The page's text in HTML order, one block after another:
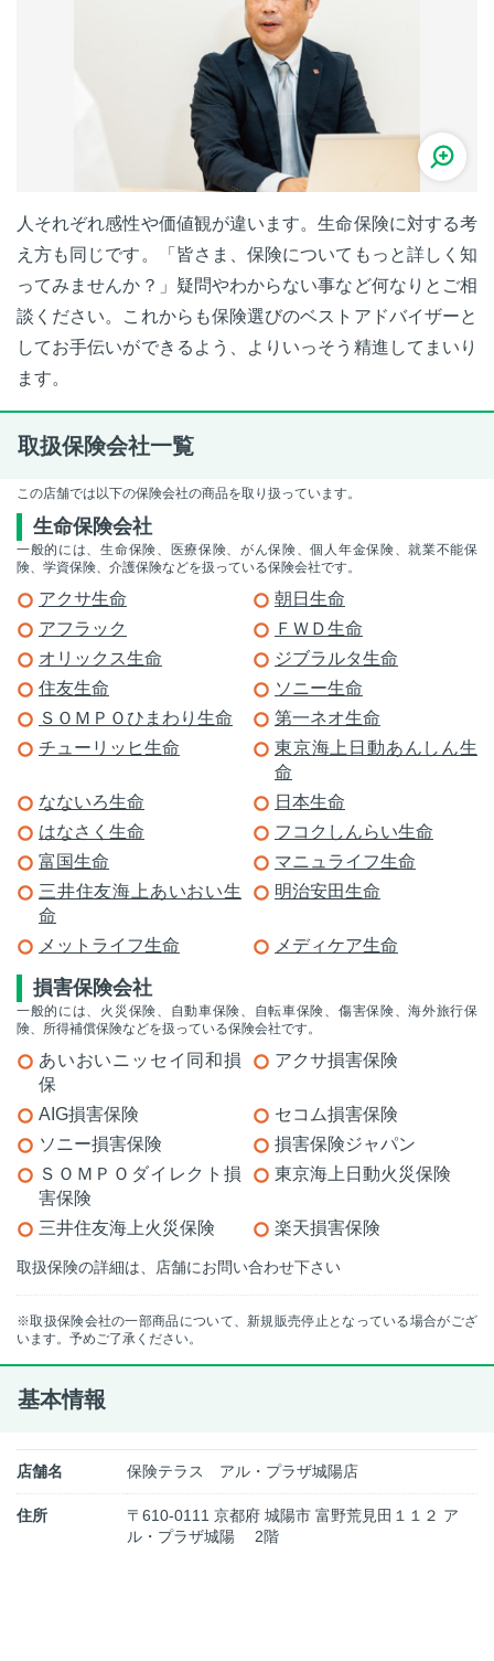
人それぞれ感性や価値観が違います。生命保険に対する考
え方も同じです。「皆さま、保険についてもっと詳しく知
ってみませんか？」疑問やわからない事など何なりとご相
談ください。これからも保険選びのベストアドバイザーと
してお手伝いができるよう、よりいっそう精進してまいり
ます。
取扱保険会社一覧
この店舗では以下の保険会社の商品を取り扱っています。
生命保険会社
一般的には、生命保険、医療保険、がん保険、個人年金保険、就業不能保
険、学資保険、介護保険などを扱っている保険会社です。
アクサ生命
朝日生命
アフラック
ＦＷＤ生命
オリックス生命
ジブラルタ生命
住友生命
ソニー生命
ＳＯＭＰＯひまわり生命
第一ネオ生命
チューリッヒ生命
東京海上日動あんしん生
命
なないろ生命
日本生命
はなさく生命
フコクしんらい生命
富国生命
マニュライフ生命
三井住友海上あいおい生
命
明治安田生命
メットライフ生命 メディケア生命
損害保険会社
一般的には、火災保険、自動車保険、自転車保険、傷害保険、海外旅行保
険、所得補償保険などを扱っている保険会社です。
あいおいニッセイ同和損
保
アクサ損害保険
AIG損害保険
セコム損害保険
ソニー損害保険
損害保険ジャパン
ＳＯＭＰＯダイレクト損
害保険
東京海上日動火災保険
三井住友海上火災保険 楽天損害保険
取扱保険の詳細は、店舗にお問い合わせ下さい
※取扱保険会社の一部商品について、新規販売停止となっている場合がござ
います。予めご了承ください。
基本情報
店舗名 保険テラス アル・プラザ城陽店
住所
〒610-0111 京都府 城陽市 富野荒見田１１２ ア
ル・プラザ城陽 2階